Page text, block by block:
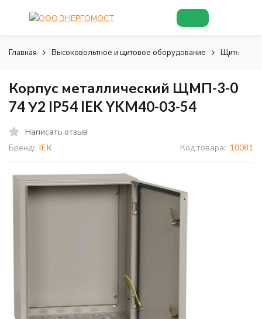
Главная Высоковольтное и щитовое оборудование Щиты и
Корпус металлический ЩМП-3-0
74 У2 IP54 IEK YKM40-03-54
Написать отзыв
Бренд: IEK Код товара: 10081